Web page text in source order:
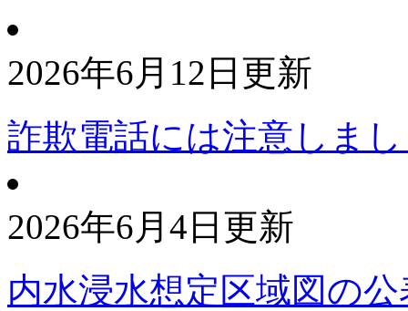
2026年6月12日更新
詐欺電話には注意しま
2026年6月4日更新
内水浸水想定区域図の